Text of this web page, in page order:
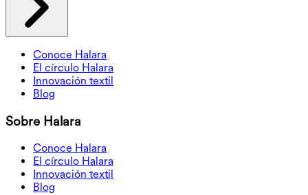
Conoce Halara
El círculo Halara
Innovación textil
Blog
Sobre Halara
Conoce Halara
El círculo Halara
Innovación textil
Blog